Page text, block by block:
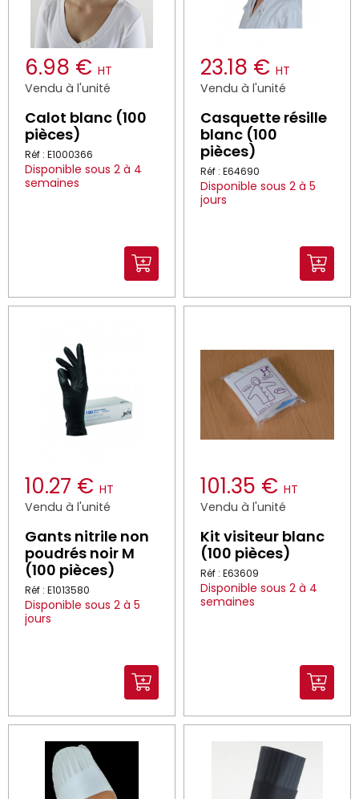
6.98 € HT
Vendu à l'unité
Calot blanc (100
pièces)
Réf : E1000366
Disponible sous 2 à 4
semaines
23.18 € HT
Vendu à l'unité
Casquette résille
blanc (100
pièces)
Réf : E64690
Disponible sous 2 à 5
jours
10.27 € HT
Vendu à l'unité
Gants nitrile non
poudrés noir M
(100 pièces)
Réf : E1013580
Disponible sous 2 à 5
jours
101.35 € HT
Vendu à l'unité
Kit visiteur blanc
(100 pièces)
Réf : E63609
Disponible sous 2 à 4
semaines